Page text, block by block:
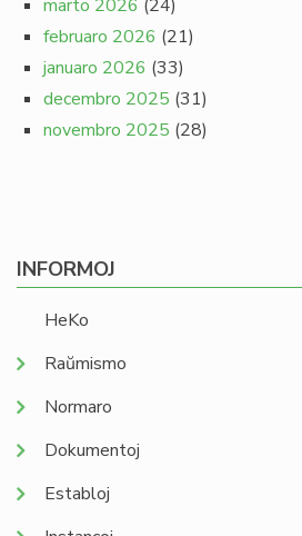
marto 2026 (24)
februaro 2026 (21)
januaro 2026 (33)
decembro 2025 (31)
novembro 2025 (28)
INFORMOJ
HeKo
Raŭmismo
Normaro
Dokumentoj
Establoj